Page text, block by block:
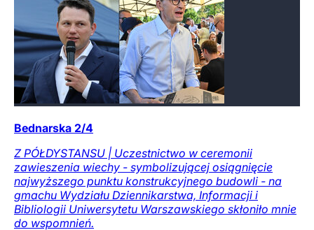
Bednarska 2/4
Z PÓŁDYSTANSU | Uczestnictwo w ceremonii
zawieszenia wiechy - symbolizującej osiągnięcie
najwyższego punktu konstrukcyjnego budowli - na
gmachu Wydziału Dziennikarstwa, Informacji i
Bibliologii Uniwersytetu Warszawskiego skłoniło mnie
do wspomnień.